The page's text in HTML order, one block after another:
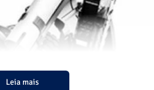
Leia mais